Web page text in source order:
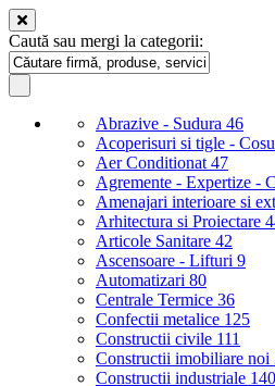
Caută sau mergi la categorii:
Abrazive - Sudura 46
Acoperisuri si tigle -
Aer Conditionat 47
Agremente - Expertize -
Amenajari interioare si
Arhitectura si Proiectare
Articole Sanitare 42
Ascensoare - Lifturi 9
Automatizari 80
Centrale Termice 36
Confectii metalice 125
Constructii civile 111
Constructii imobiliare noi
Constructii industriale 140